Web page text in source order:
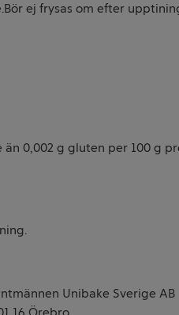
ej frysas om efter
0,002 g gluten per 100 g
Unibake Sverige AB